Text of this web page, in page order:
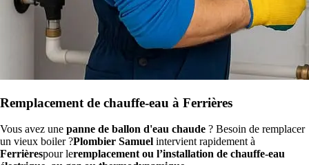
Remplacement de chauffe-eau à Ferrières
Vous avez une panne de ballon d'eau chaude ? Besoin de remplacer
un vieux boiler ?Plombier Samuel intervient rapidement à
Ferrièrespour leremplacement ou l’installation de chauffe-eau